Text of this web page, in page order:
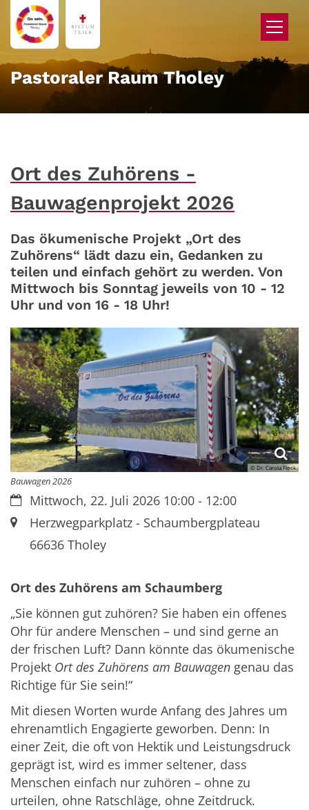
Zum Inhalt springen
Pastoraler Raum Tholey
Ort des Zuhörens -
Bauwagenprojekt 2026
Das ökumenische Projekt „Ort des
Zuhörens“ lädt dazu ein, Gedanken zu
teilen und einfach gehört zu werden. Von
Mittwoch bis Sonntag jeweils von 10 - 12
Uhr und von 16 - 18 Uhr!
© Dr. Carola Fleck
Bauwagen 2026
Datum:Mittwoch, 22. Juli 2026 10:00 - 12:00
Ort:Herzwegparkplatz - Schaumbergplateau
66636Tholey
Ort des Zuhörens am Schaumberg
„Sie können gut zuhören? Sie haben ein offenes
Ohr für andere Menschen – und sind gerne an
der frischen Luft? Dann könnte das ökumenische
Projekt Ort des Zuhörens am Bauwagen genau das
Richtige für Sie sein!“
Mit diesen Worten wurde Anfang des Jahres um
ehrenamtlich Engagierte geworben. Denn: In
einer Zeit, die oft von Hektik und Leistungsdruck
geprägt ist, wird es immer seltener, dass
Menschen einfach nur zuhören – ohne zu
urteilen, ohne Ratschläge, ohne Zeitdruck.